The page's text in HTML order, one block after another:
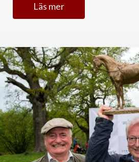
Läs mer